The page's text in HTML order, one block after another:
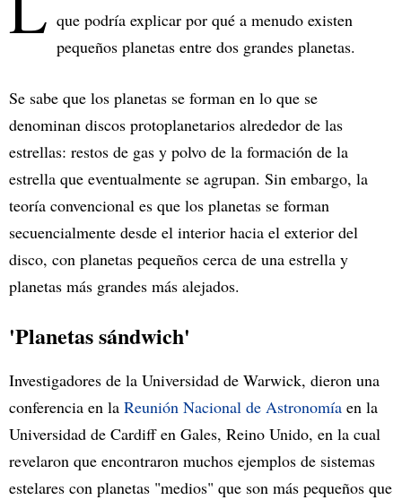
que podría explicar por qué a menudo existen
pequeños planetas entre dos grandes planetas.
Se sabe que los planetas se forman en lo que se
denominan discos protoplanetarios alrededor de las
estrellas: restos de gas y polvo de la formación de la
estrella que eventualmente se agrupan. Sin embargo, la
teoría convencional es que los planetas se forman
secuencialmente desde el interior hacia el exterior del
disco, con planetas pequeños cerca de una estrella y
planetas más grandes más alejados.
'Planetas sándwich'
Investigadores de la Universidad de Warwick, dieron una
conferencia en la Reunión Nacional de Astronomía en la
Universidad de Cardiff en Gales, Reino Unido, en la cual
revelaron que encontraron muchos ejemplos de sistemas
estelares con planetas "medios" que son más pequeños que